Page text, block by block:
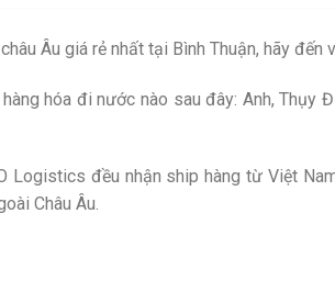
Âu giá rẻ nhất tại Bình Thuận, hãy đến
hóa đi nước nào sau đây: Anh, Thụy
đều nhận ship hàng từ Việt
Châu Âu.